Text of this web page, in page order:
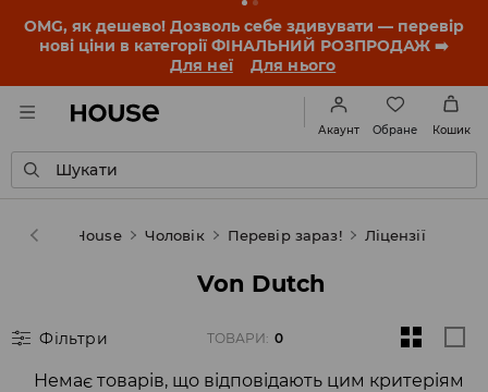
OMG, як дешево! Дозволь себе здивувати — перевір
нові ціни в категорії ФІНАЛЬНИЙ РОЗПРОДАЖ ➡️
Для неї
Для нього
Акаунт Обране Кошик
Шукати
House Чоловік Перевір зараз! Ліцензії
Von Dutch
Фільтри ТОВАРИ: 0
Немає товарів, що відповідають цим критеріям